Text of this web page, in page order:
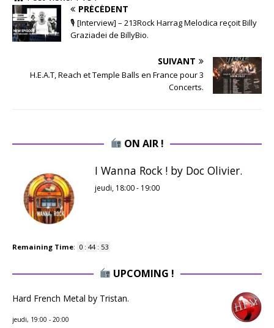
PRÉCÉDENT
🎙 [Interview] – 213Rock Harrag Melodica reçoit Billy
Graziadei de BillyBio.
SUIVANT
H.E.A.T, Reach et Temple Balls en France pour 3
Concerts.
ON AIR !
I Wanna Rock ! by Doc Olivier.
jeudi, 18:00- 19:00
Remaining Time: 0 : 44 : 52
UPCOMING !
Hard French Metal by Tristan.
jeudi, 19:00 - 20:00